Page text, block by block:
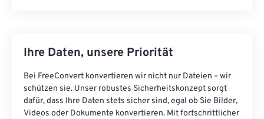
Ihre Daten, unsere Priorität
Bei FreeConvert konvertieren wir nicht nur Dateien – wir
schützen sie. Unser robustes Sicherheitskonzept sorgt
dafür, dass Ihre Daten stets sicher sind, egal ob Sie Bilder,
Videos oder Dokumente konvertieren. Mit fortschrittlicher